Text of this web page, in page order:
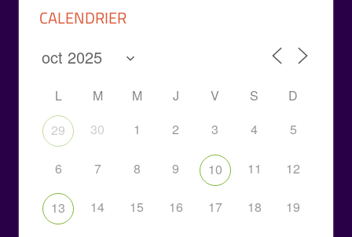
CALENDRIER
L M M J V S
D
29
30 1 2 3 4 5
6 7 8 9 10 11 12
13 14 15 16 17 18 19